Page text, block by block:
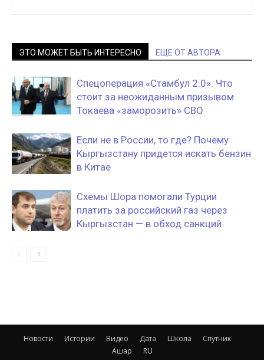
ЭТО МОЖЕТ БЫТЬ ИНТЕРЕСНО ЕЩЕ ОТ АВТОРА
Спецоперация «Стамбул 2.0». Что
стоит за неожиданным призывом
Токаева «заморозить» СВО
Если не в России, то где? Почему
Кыргызстану придется искать бензин
в Китае
Схемы Шора помогали Турции
платить за российский газ через
Кыргызстан — в обход санкций
Новости Истории Видео Дата Школа
Спутник
Ашар
RU